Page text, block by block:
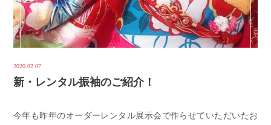
2020.02.07
新・レンタル振袖のご紹介！
今年も昨年のオーダーレンタル展示会で作らせていただいたお